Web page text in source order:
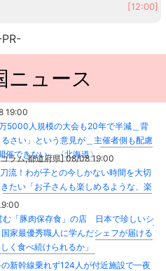
[12:00]
ニュース
19:00
5000人規模の大会も20年で半減＿背
さい」という意見が＿主催者側も配慮
催できない」〈北海道〉
ラム,都道府県] 08/08 19:00
流！わが子との今しかない時間を大切
たい「お子さんも楽しめるような、楽
む「豚肉保存食」の店 日本で珍しいシ
家最優秀職人に学んだシェフが届ける
く食べ続けられるか」
新幹線乗れず124人が付近施設で一夜